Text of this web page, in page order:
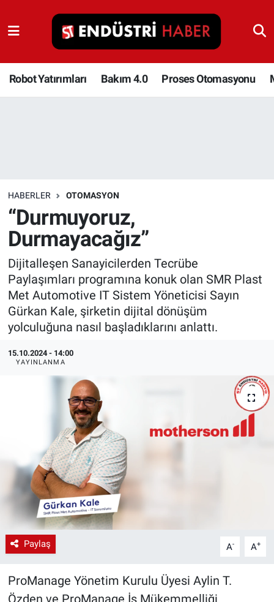
Robot Yatırımları Bakım 4.0 Proses Otomasyonu
HABERLER OTOMASYON
“Durmuyoruz,
Durmayacağız”
Dijitalleşen Sanayicilerden Tecrübe
Paylaşımları programına konuk olan SMR Plast
Met Automotive IT Sistem Yöneticisi Sayın
Gürkan Kale, şirketin dijital dönüşüm
yolculuğuna nasıl başladıklarını anlattı.
15.10.2024 - 14:00
YAYINLANMA
Paylaş A- A+
ProManage Yönetim Kurulu Üyesi Aylin T.
Robot Yatırımları
Bakım 4.0
Depolama Çözümleri
İnşaat ve Malzeme
HaberOrtak
EndüstriST
Enerjisini Üreten Fabrikalar
Endüstri 4.0 Uygulamaları
Ağır Sanayi Çözümleri